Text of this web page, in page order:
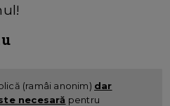
(ramâi anonim) dar
necesară pentru